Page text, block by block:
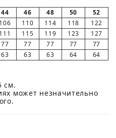
44 46 48 50
52
106 110 114 118
122
111 115 119 123
127
77 77 77 77
77
63 63 63 64 64
см.
может незначительно